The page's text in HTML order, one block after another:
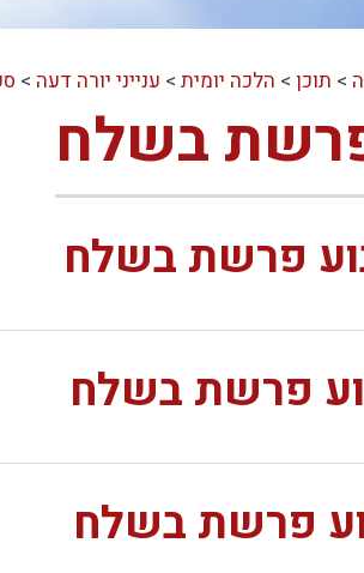
> תוכן> הלכה יומית> ענייני יורה דעה >
בשלח
פרשת בשלח
פרשת בשלח
פרשת בשלח